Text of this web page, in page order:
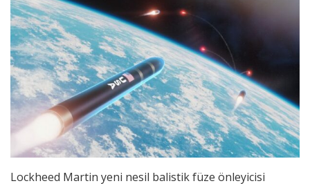
Lockheed Martin yeni nesil balistik füze önleyicisi